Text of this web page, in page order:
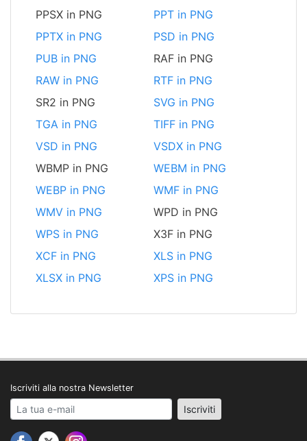
PPSX in PNG
PPT in PNG
PPTX in PNG
PSD in PNG
PUB in PNG
RAF in PNG
RAW in PNG
RTF in PNG
SR2 in PNG
SVG in PNG
TGA in PNG
TIFF in PNG
VSD in PNG
VSDX in PNG
WBMP in PNG
WEBM in PNG
WEBP in PNG
WMF in PNG
WMV in PNG
WPD in PNG
WPS in PNG
X3F in PNG
XCF in PNG
XLS in PNG
XLSX in PNG
XPS in PNG
Iscriviti alla nostra Newsletter
Your email address Iscriviti